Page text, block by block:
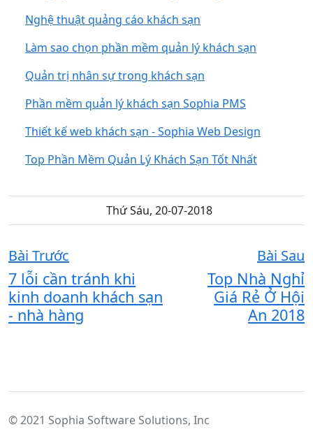
Nghệ thuật quảng cáo khách sạn
Làm sao chọn phần mềm quản lý khách sạn
Quản trị nhân sự trong khách sạn
Phần mềm quản lý khách sạn Sophia PMS
Thiết kế web khách sạn - Sophia Web Design
Top Phần Mềm Quản Lý Khách Sạn Tốt Nhất
Thứ Sáu, 20-07-2018
Bài Trước
7 lỗi cần tránh khi
kinh doanh khách sạn
- nhà hàng
Bài Sau
Top Nhà Nghỉ
Giá Rẻ Ở Hội
An 2018
© 2021 Sophia Software Solutions, Inc